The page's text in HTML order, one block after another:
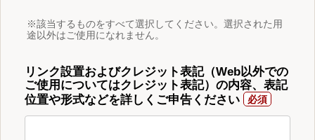
※該当するものをすべて選択してください。選択された用
途以外はご使用になれません。
リンク設置およびクレジット表記（Web以外での
ご使用についてはクレジット表記）の内容、表記
位置や形式などを詳しくご申告ください